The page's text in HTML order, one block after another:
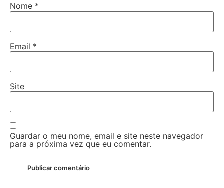
Nome *
Email *
Site
Guardar o meu nome, email e site neste navegador
para a próxima vez que eu comentar.